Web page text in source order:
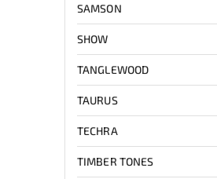
SAMSON
SHOW
TANGLEWOOD
TAURUS
TECHRA
TIMBER TONES